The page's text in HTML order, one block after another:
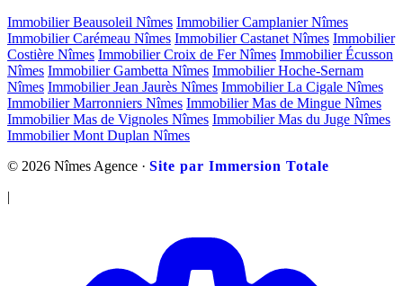
Immobilier Beausoleil Nîmes Immobilier Camplanier Nîmes
Immobilier Carémeau Nîmes Immobilier Castanet Nîmes Immobilier
Costière Nîmes Immobilier Croix de Fer Nîmes Immobilier Écusson
Nîmes Immobilier Gambetta Nîmes Immobilier Hoche-Sernam
Nîmes Immobilier Jean Jaurès Nîmes Immobilier La Cigale Nîmes
Immobilier Marronniers Nîmes Immobilier Mas de Mingue Nîmes
Immobilier Mas de Vignoles Nîmes Immobilier Mas du Juge Nîmes
Immobilier Mont Duplan Nîmes
© 2026 Nîmes Agence · Site par Immersion Totale
|